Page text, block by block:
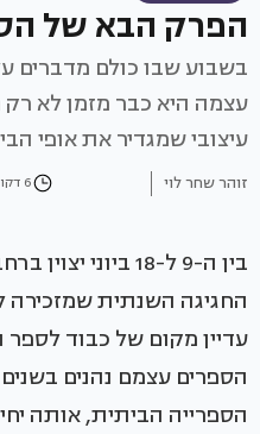
הפרק הבא של
בשבוע שבו כולם מדברים
עצמה היא כבר מזמן לא
עיצובי שמגדיר את אופי
זוהר שחר לוי 6 דקות קריאה
בין ה-9 ל-18
החגיגה השנתית שמזכירה
עדיין מקום של כבוד
הספרים עצמם נהנים
הספרייה הביתית, אותה